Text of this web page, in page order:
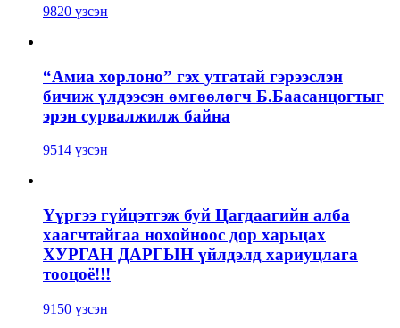
9820 үзсэн
“Амиа хорлоно” гэх утгатай гэрээслэн
бичиж үлдээсэн өмгөөлөгч Б.Баасанцогтыг
эрэн сурвалжилж байна
9514 үзсэн
Үүргээ гүйцэтгэж буй Цагдаагийн алба
хаагчтайгаа нохойноос дор харьцах
ХУРГАН ДАРГЫН үйлдэлд хариуцлага
тооцоё!!!
9150 үзсэн